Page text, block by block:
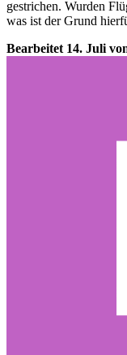
gestrichen. Wurden
was ist der Grund
Bearbeitet 14. Juli